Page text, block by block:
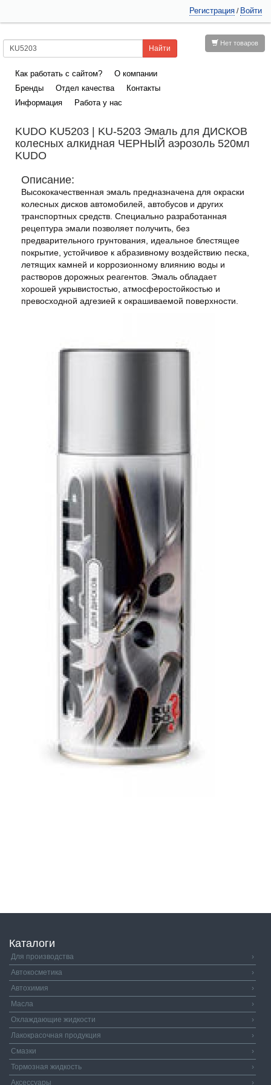
Регистрация / Войти
Нет товаров
Как работать с сайтом?
О компании
Бренды
Отдел качества
Контакты
Информация
Работа у нас
KUDO KU5203 | KU-5203 Эмаль для ДИСКОВ
колесных алкидная ЧЕРНЫЙ аэрозоль 520мл
KUDO
Описание:
Высококачественная эмаль предназначена для окраски
колесных дисков автомобилей, автобусов и других
транспортных средств. Специально разработанная
рецептура эмали позволяет получить, без
предварительного грунтования, идеальное блестящее
покрытие, устойчивое к абразивному воздействию песка,
летящих камней и коррозионному влиянию воды и
растворов дорожных реагентов. Эмаль обладает
хорошей укрывистостью, атмосферостойкостью и
превосходной адгезией к окрашиваемой поверхности.
Каталоги
Для производства
›
Автокосметика
›
Автохимия
›
Масла
›
Охлаждающие жидкости
›
Лакокрасочная продукция
›
Смазки
›
Тормозная жидкость
›
Аксессуары
›